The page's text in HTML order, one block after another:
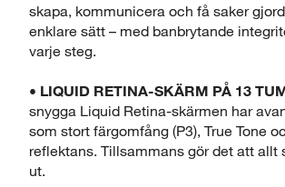
skapa, kommunicera och få saker
enklare sätt – med banbrytande
varje steg.
• LIQUID RETINA-SKÄRM PÅ 13
snygga Liquid Retina-skärmen har
som stort färgomfång (P3), True Tone
reflektans. Tillsammans gör det att allt
ut.